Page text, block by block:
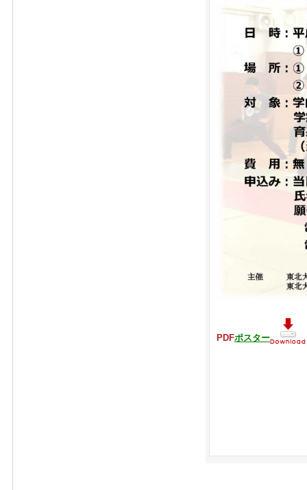
PDFポスター